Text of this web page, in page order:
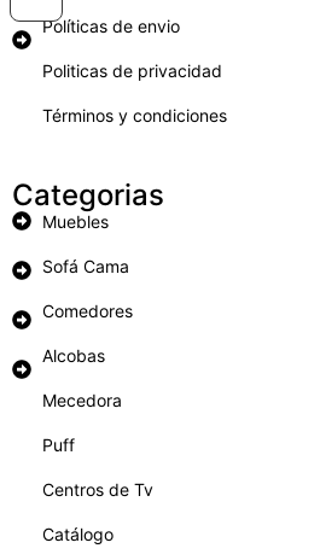
Políticas de envio
Politicas de privacidad
Términos y condiciones
Categorias
Muebles
Sofá Cama
Comedores
Alcobas
Mecedora
Puff
Centros de Tv
Catálogo